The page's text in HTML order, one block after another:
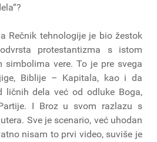
Rečnik tehnologije je bio žestok
protestantizma s istom
simbolima vere. To je pre svega
Biblije – Kapitala, kao i da
ličnih dela već od odluke Boga,
I Broz u svom razlazu s
Sve je scenario, već uhodan
nisam to prvi video, suviše je